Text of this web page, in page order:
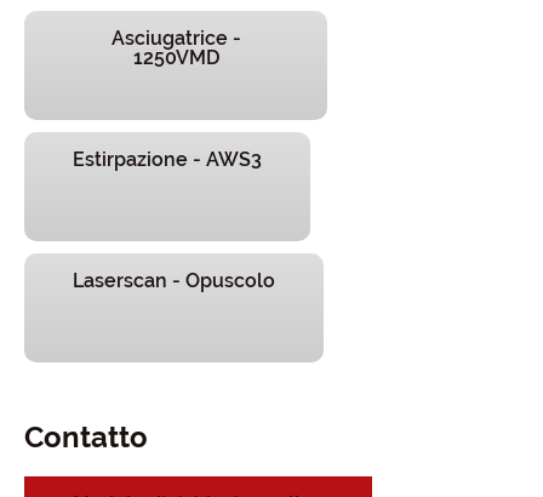
Asciugatrice -
1250VMD
Estirpazione - AWS3
Laserscan - Opuscolo
Contatto